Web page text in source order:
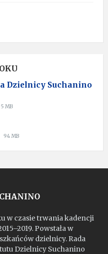
Dzielnicy Suchanino
File
File
5 MB
File
mp4
File
94 MB
w czasie trwania kadencji
Powstała w
dzielnicy. Rada
Dzielnicy Suchanino